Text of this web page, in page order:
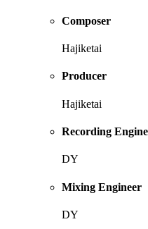
Composer
Hajiketai
Producer
Hajiketai
Recording
DY
Mixing Engineer
DY